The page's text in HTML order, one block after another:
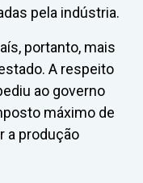
pela indústria.
portanto, mais
A respeito
ao governo
máximo de
a produção